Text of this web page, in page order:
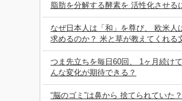
脂肪を分解する酵素を 活性化させる
なぜ日本人は「和」を尊び、 欧米人
求めるのか？ 米と草が教えてくれる
つま先立ちを毎日60回、 1ヶ月続け
んな変化が期待できる？
“脳のゴミ”は鼻から 捨てられてい